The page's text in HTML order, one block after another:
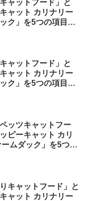
ャットフード」と
キャット カリナリー
ク」を5つの項目で
ャットフード」と
キャット カリナリー
ク」を5つの項目で
ペッツキャットフー
ピーキャット カリ
ムダック」を5つの
キャットフード」と
キャット カリナリー